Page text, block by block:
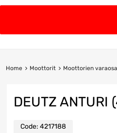
Home Moottorit Moottorien
DEUTZ ANTURI
Code: 4217188